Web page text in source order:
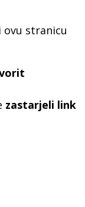
stranicu
zastarjeli link